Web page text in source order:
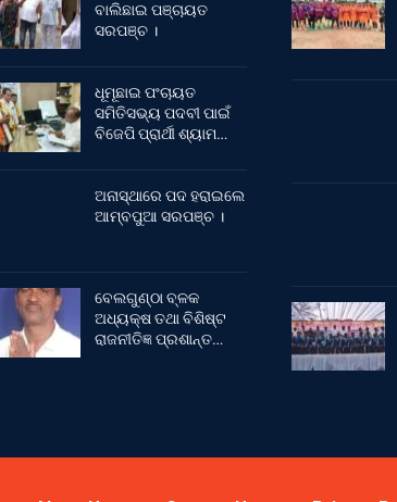
ବାଲିଛାଇ ପଞ୍ଚାୟତ
ସରପଞ୍ଚ ।
ଧୂମୂଛାଇ ପଂଚାୟତ
ସମିତିସଭ୍ୟ ପଦବୀ ପାଇଁ
ବିଜେପି ପ୍ରାର୍ଥୀ ଶ୍ୟାମ…
ଅନାସ୍ଥାରେ ପଦ ହରାଇଲେ
ଆମ୍ବପୁଆ ସରପଞ୍ଚ ।
ବେଲଗୁଣ୍ଠା ବ୍ଳକ
ଅଧ୍ୟକ୍ଷ ତଥା ବିଶିଷ୍ଟ
ରାଜନୀତିଜ୍ଞ ପ୍ରଶାନ୍ତ…